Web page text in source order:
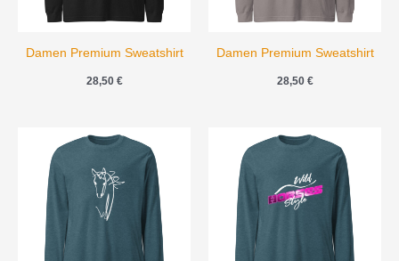
Damen Premium Sweatshirt
28,50 €
Damen Premium Sweatshirt
28,50 €